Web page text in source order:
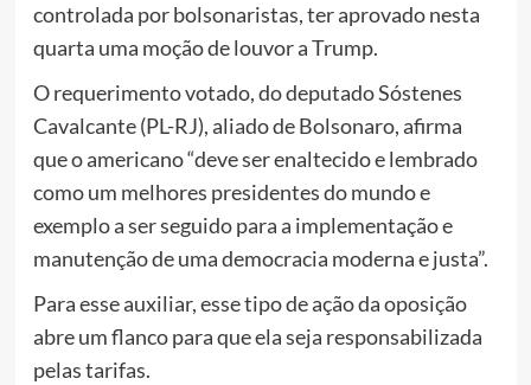
controlada por bolsonaristas, ter aprovado nesta
quarta uma moção de louvor a Trump.
O requerimento votado, do deputado Sóstenes
Cavalcante (PL-RJ), aliado de Bolsonaro, afirma
que o americano “deve ser enaltecido e lembrado
como um melhores presidentes do mundo e
exemplo a ser seguido para a implementação e
manutenção de uma democracia moderna e justa”.
Para esse auxiliar, esse tipo de ação da oposição
abre um flanco para que ela seja responsabilizada
pelas tarifas.